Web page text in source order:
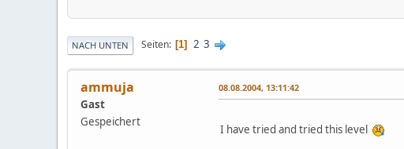
NACH UNTEN Seiten 1 2 3
ammuja
Gast
Gespeichert
08.08.2004, 13:11:42
I have tried and tried this level